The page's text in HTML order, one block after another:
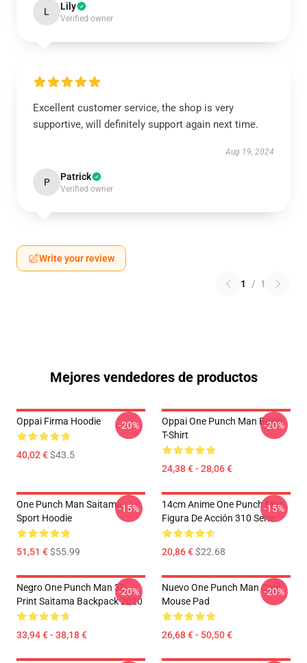
L Lily
Verified owner
Excellent customer service, the shop is very
supportive, will definitely support again next time.
Aug 19, 2024
P Patrick
Verified owner
Write your review
1 / 1
Mejores vendedores de productos
Oppai Firma Hoodie
40,02 €$43.5
-20%
Oppai One Punch Man Basic
T-Shirt
24,38 € - 28,06 €
-20%
One Punch Man Saitama
Sport Hoodie
51,51 €$55.99
-15%
14cm Anime One Punch Man
Figura De Acción 310 Serie
20,86 €$22.68
-15%
Negro One Punch Man 3D
Print Saitama Backpack 2020
33,94 € - 38,18 €
-20%
Nuevo One Punch Man Cool
Mouse Pad
26,68 € - 50,50 €
-20%